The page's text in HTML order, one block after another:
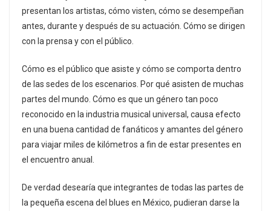
presentan los artistas, cómo visten, cómo se desempeñan
antes, durante y después de su actuación. Cómo se dirigen
con la prensa y con el público.
Cómo es el público que asiste y cómo se comporta dentro
de las sedes de los escenarios. Por qué asisten de muchas
partes del mundo. Cómo es que un género tan poco
reconocido en la industria musical universal, causa efecto
en una buena cantidad de fanáticos y amantes del género
para viajar miles de kilómetros a fin de estar presentes en
el encuentro anual.
De verdad desearía que integrantes de todas las partes de
la pequeña escena del blues en México, pudieran darse la